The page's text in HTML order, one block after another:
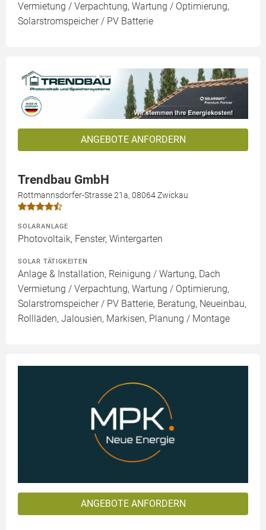
Vermietung / Verpachtung, Wartung / Optimierung,
Solarstromspeicher / PV Batterie
ANGEBOTE ANFORDERN
Trendbau GmbH
Rottmannsdorfer-Strasse 21a, 08064 Zwickau
SOLARANLAGE
Photovoltaik, Fenster, Wintergarten
SOLAR TÄTIGKEITEN
Anlage & Installation, Reinigung / Wartung, Dach
Vermietung / Verpachtung, Wartung / Optimierung,
Solarstromspeicher / PV Batterie, Beratung, Neueinbau,
Rollläden, Jalousien, Markisen, Planung / Montage
ANGEBOTE ANFORDERN